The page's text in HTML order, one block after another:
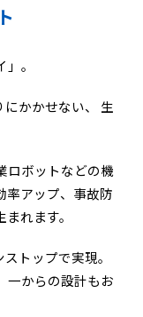
。
かかせない、
生
ロボットなどの機
率アップ、事故防
れます。
トップで実現。
一からの設計もお